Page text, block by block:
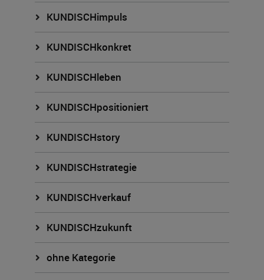
KUNDISCHimpuls
KUNDISCHkonkret
KUNDISCHleben
KUNDISCHpositioniert
KUNDISCHstory
KUNDISCHstrategie
KUNDISCHverkauf
KUNDISCHzukunft
ohne Kategorie